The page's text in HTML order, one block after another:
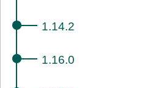
1.14.2
1.16.0